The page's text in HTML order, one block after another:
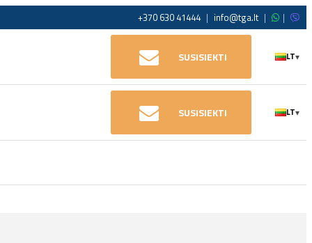
+370 630 41444 | info@tga.lt | |
SUSISIEKTI LT▾
SUSISIEKTI LT▾